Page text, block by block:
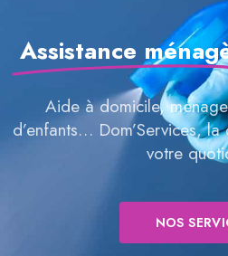
Assistance
Aide à domicile,
d’enfants… Dom’Services,
votre
NOS